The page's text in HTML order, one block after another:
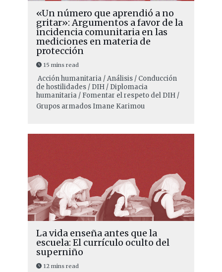
«Un número que aprendió a no
gritar»: Argumentos a favor de la
incidencia comunitaria en las
mediciones en materia de
protección
15 mins read
Acción humanitaria / Análisis / Conducción
de hostilidades / DIH / Diplomacia
humanitaria / Fomentar el respeto del DIH /
Grupos armadosImane Karimou
La vida enseña antes que la
escuela: El currículo oculto del
superniño
12 mins read